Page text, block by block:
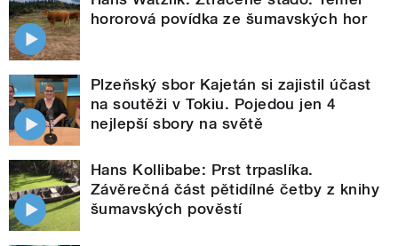
hororová povídka ze šumavských hor
Plzeňský sbor Kajetán si zajistil účast
na soutěži v Tokiu. Pojedou jen 4
nejlepší sbory na světě
Hans Kollibabe: Prst trpaslíka.
Závěrečná část pětidílné četby z knihy
šumavských pověstí